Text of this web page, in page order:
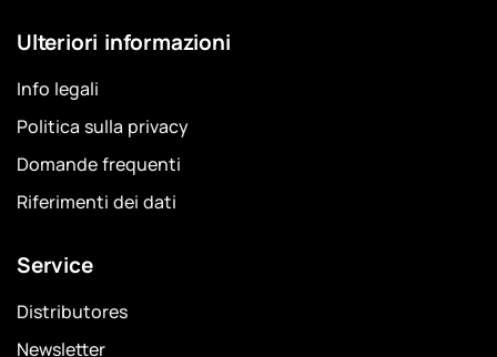
Ulteriori informazioni
Info legali
Politica sulla privacy
Domande frequenti
Riferimenti dei dati
Service
Distributores
Newsletter